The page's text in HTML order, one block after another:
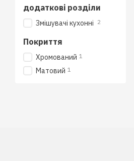
додаткові розділи
Змішувачі кухонні 2
Покриття
Хромований 1
Матовий 1